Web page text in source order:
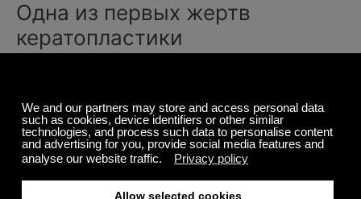
Одна из первых жертв
кератопластики
выполненной Джоном Тейлором — британским
офтальмологом-шарлатаном, из-за которого
ослепли сотни людей, в том числе Гендель.
Впрочем, судьбе не чуждо чувство иронии: на
старости лет Тейлор тоже ослеп и умер в